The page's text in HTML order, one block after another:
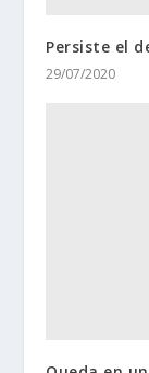
Persiste el
29/07/2020